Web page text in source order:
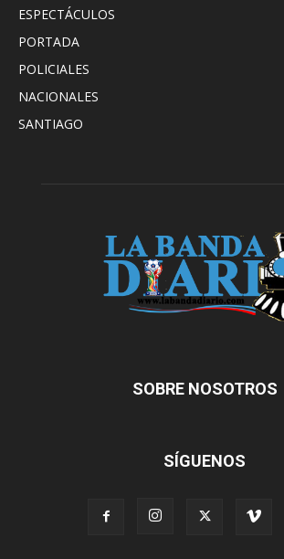
ESPECTÁCULOS
PORTADA
POLICIALES
NACIONALES
SANTIAGO
SOBRE NOSOTROS
SÍGUENOS